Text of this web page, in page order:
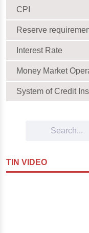
CPI
Reserve
Interest Rate
Money Market
System of Credit
TIN VIDEO